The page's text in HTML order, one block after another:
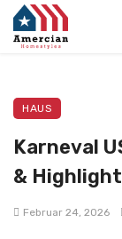
HAUS
Karneval
&
Februar 24, 2026